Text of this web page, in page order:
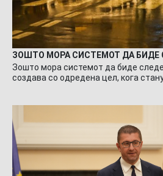
ЗОШТО МОРА СИСТЕМОТ ДА БИДЕ
Зошто мора системот да биде
создава со одредена цел, кога